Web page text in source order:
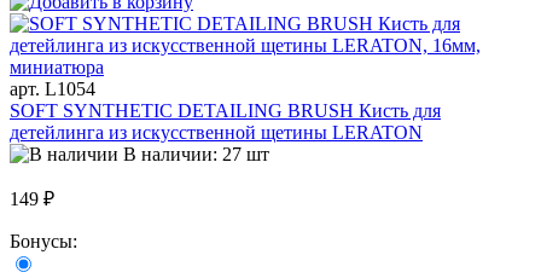
арт. L1054
SOFT SYNTHETIC DETAILING BRUSH Кисть для
детейлинга из искусственной щетины LERATON
В наличии: 27 шт
149 ₽
Бонусы: